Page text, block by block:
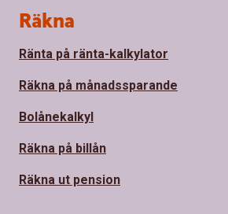
Sidfot
Räkna
Ränta på ränta-kalkylator
Räkna på månadssparande
Bolånekalkyl
Räkna på billån
Räkna ut pension